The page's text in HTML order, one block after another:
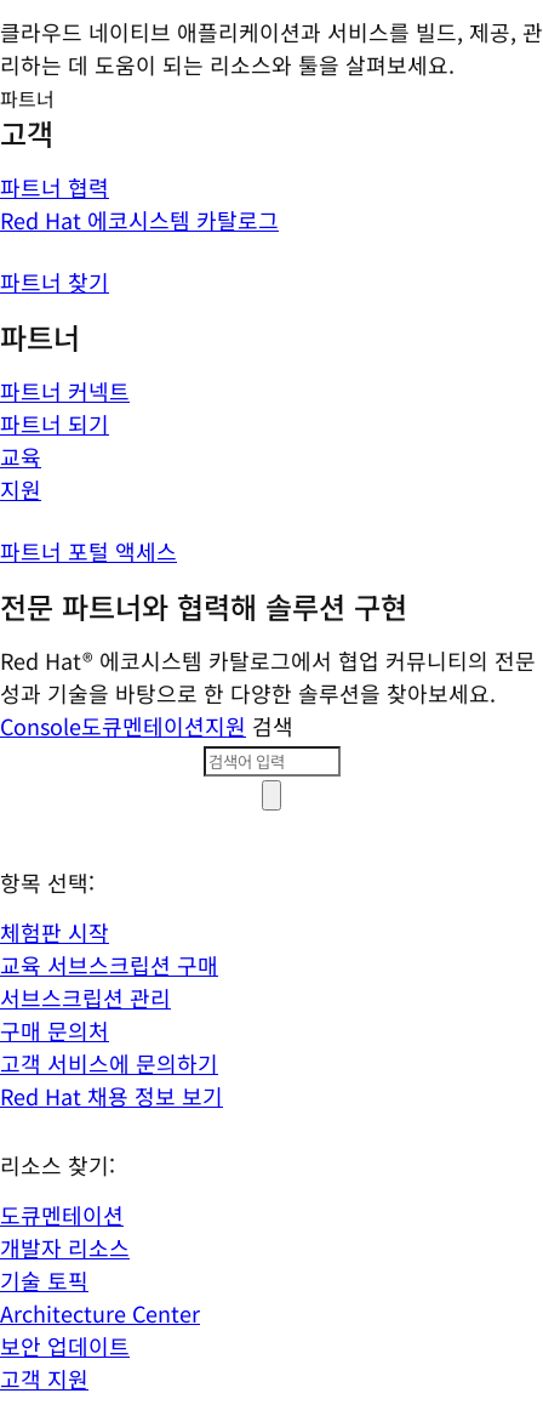
클라우드 네이티브 애플리케이션과 서비스를 빌드, 제공, 관
리하는 데 도움이 되는 리소스와 툴을 살펴보세요.
파트너
고객
파트너 협력
Red Hat 에코시스템 카탈로그
파트너 찾기
파트너
파트너 커넥트
파트너 되기
교육
지원
파트너 포털 액세스
전문 파트너와 협력해 솔루션 구현
Red Hat® 에코시스템 카탈로그에서 협업 커뮤니티의 전문
성과 기술을 바탕으로 한 다양한 솔루션을 찾아보세요.
Console도큐멘테이션지원 검색
항목 선택:
체험판 시작
교육 서브스크립션 구매
서브스크립션 관리
구매 문의처
고객 서비스에 문의하기
Red Hat 채용 정보 보기
리소스 찾기:
도큐멘테이션
개발자 리소스
기술 토픽
Architecture Center
보안 업데이트
고객 지원